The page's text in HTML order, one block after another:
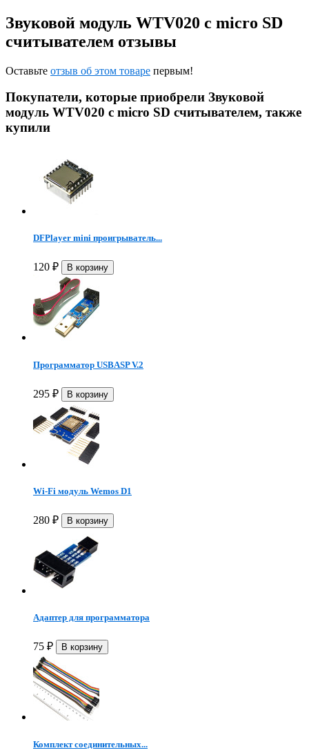
Звуковой модуль WTV020 с micro SD
считывателем отзывы
Оставьте отзыв об этом товаре первым!
Покупатели, которые приобрели Звуковой
модуль WTV020 с micro SD считывателем, также
купили
DFPlayer mini проигрыватель...
120 ₽
Программатор USBASP V.2
295 ₽
Wi-Fi модуль Wemos D1
280 ₽
Адаптер для программатора
75 ₽
Комплект соединительных...